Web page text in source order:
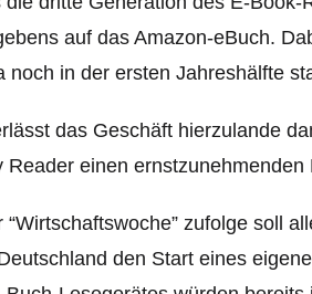
auf das Amazon-eBuch.
noch in der ersten Jahreshälfte
das Geschäft hierzulande
Reader einen
“Wirtschaftswoche” zufolge soll
den Start eines